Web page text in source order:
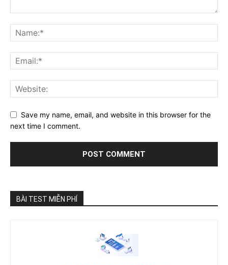
Save my name, email, and website in this browser for the
next time I comment.
BÀI TEST MIỄN PHÍ